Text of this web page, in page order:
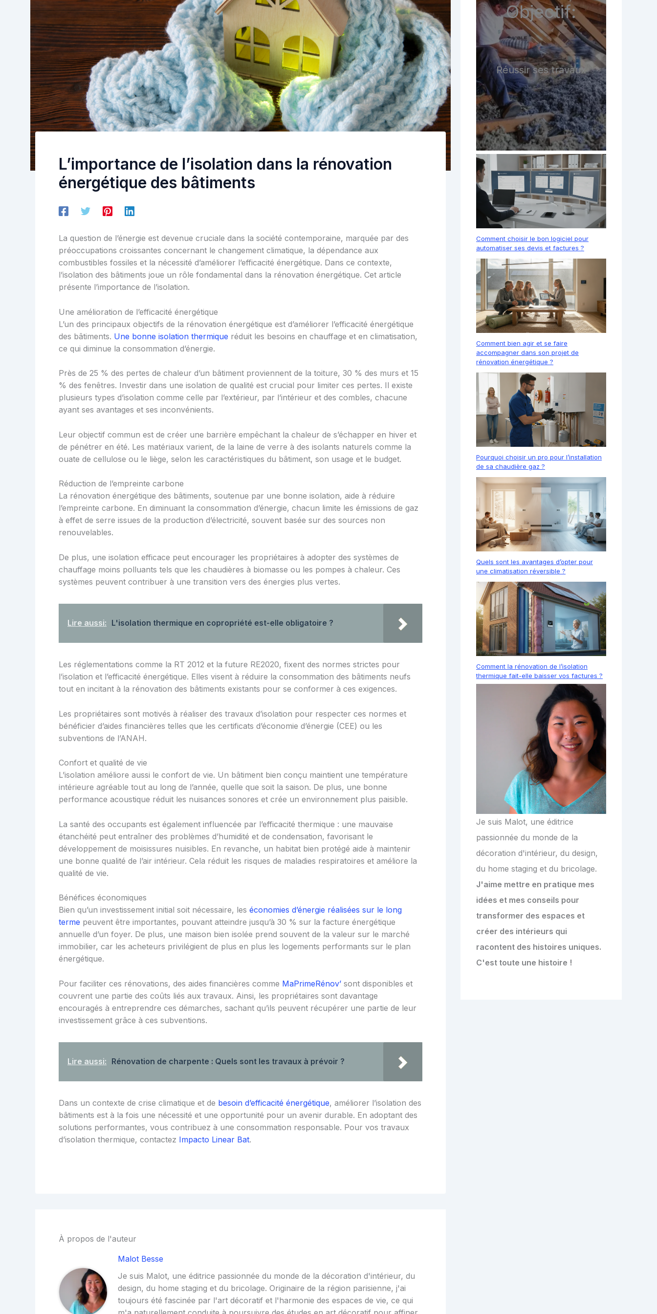
L’importance de l’isolation dans la rénovation
énergétique des bâtiments
La question de l’énergie est devenue cruciale dans la société contemporaine, marquée par des
préoccupations croissantes concernant le changement climatique, la dépendance aux
combustibles fossiles et la nécessité d’améliorer l’efficacité énergétique. Dans ce contexte,
l’isolation des bâtiments joue un rôle fondamental dans la rénovation énergétique. Cet article
présente l’importance de l’isolation.
Une amélioration de l’efficacité énergétique
L’un des principaux objectifs de la rénovation énergétique est d’améliorer l’efficacité énergétique
des bâtiments. Une bonne isolation thermique réduit les besoins en chauffage et en climatisation,
ce qui diminue la consommation d’énergie.
Près de 25 % des pertes de chaleur d’un bâtiment proviennent de la toiture, 30 % des murs et 15
% des fenêtres. Investir dans une isolation de qualité est crucial pour limiter ces pertes. Il existe
plusieurs types d’isolation comme celle par l’extérieur, par l’intérieur et des combles, chacune
ayant ses avantages et ses inconvénients.
Leur objectif commun est de créer une barrière empêchant la chaleur de s’échapper en hiver et
de pénétrer en été. Les matériaux varient, de la laine de verre à des isolants naturels comme la
ouate de cellulose ou le liège, selon les caractéristiques du bâtiment, son usage et le budget.
Réduction de l’empreinte carbone
La rénovation énergétique des bâtiments, soutenue par une bonne isolation, aide à réduire
l’empreinte carbone. En diminuant la consommation d’énergie, chacun limite les émissions de gaz
à effet de serre issues de la production d’électricité, souvent basée sur des sources non
renouvelables.
De plus, une isolation efficace peut encourager les propriétaires à adopter des systèmes de
chauffage moins polluants tels que les chaudières à biomasse ou les pompes à chaleur. Ces
systèmes peuvent contribuer à une transition vers des énergies plus vertes.
Lire aussi: L'isolation thermique en copropriété est-elle obligatoire ?
Les réglementations comme la RT 2012 et la future RE2020, fixent des normes strictes pour
l’isolation et l’efficacité énergétique. Elles visent à réduire la consommation des bâtiments neufs
tout en incitant à la rénovation des bâtiments existants pour se conformer à ces exigences.
Les propriétaires sont motivés à réaliser des travaux d’isolation pour respecter ces normes et
bénéficier d’aides financières telles que les certificats d’économie d’énergie (CEE) ou les
subventions de l’ANAH.
Confort et qualité de vie
L’isolation améliore aussi le confort de vie. Un bâtiment bien conçu maintient une température
intérieure agréable tout au long de l’année, quelle que soit la saison. De plus, une bonne
performance acoustique réduit les nuisances sonores et crée un environnement plus paisible.
La santé des occupants est également influencée par l’efficacité thermique : une mauvaise
étanchéité peut entraîner des problèmes d’humidité et de condensation, favorisant le
développement de moisissures nuisibles. En revanche, un habitat bien protégé aide à maintenir
une bonne qualité de l’air intérieur. Cela réduit les risques de maladies respiratoires et améliore la
qualité de vie.
Bénéfices économiques
Bien qu’un investissement initial soit nécessaire, les économies d’énergie réalisées sur le long
terme peuvent être importantes, pouvant atteindre jusqu’à 30 % sur la facture énergétique
annuelle d’un foyer. De plus, une maison bien isolée prend souvent de la valeur sur le marché
immobilier, car les acheteurs privilégient de plus en plus les logements performants sur le plan
énergétique.
Pour faciliter ces rénovations, des aides financières comme MaPrimeRénov’ sont disponibles et
couvrent une partie des coûts liés aux travaux. Ainsi, les propriétaires sont davantage
encouragés à entreprendre ces démarches, sachant qu’ils peuvent récupérer une partie de leur
investissement grâce à ces subventions.
Lire aussi: Rénovation de charpente : Quels sont les travaux à prévoir ?
Dans un contexte de crise climatique et de besoin d’efficacité énergétique, améliorer l’isolation des
bâtiments est à la fois une nécessité et une opportunité pour un avenir durable. En adoptant des
solutions performantes, vous contribuez à une consommation responsable. Pour vos travaux
d’isolation thermique, contactez Impacto Linear Bat.
À propos de l'auteur
Malot Besse
Je suis Malot, une éditrice passionnée du monde de la décoration d'intérieur, du
design, du home staging et du bricolage. Originaire de la région parisienne, j'ai
toujours été fascinée par l'art décoratif et l'harmonie des espaces de vie, ce qui
Objectif:
Réussir ses travaux
Comment choisir le bon logiciel pour
automatiser ses devis et factures ?
Comment bien agir et se faire
accompagner dans son projet de
rénovation énergétique ?
Pourquoi choisir un pro pour l’installation
de sa chaudière gaz ?
Quels sont les avantages d’opter pour
une climatisation réversible ?
Comment la rénovation de l’isolation
thermique fait-elle baisser vos factures ?
Je suis Malot, une éditrice
passionnée du monde de la
décoration d'intérieur, du design,
du home staging et du bricolage.
J'aime mettre en pratique mes
idées et mes conseils pour
transformer des espaces et
créer des intérieurs qui
racontent des histoires uniques.
C'est toute une histoire !